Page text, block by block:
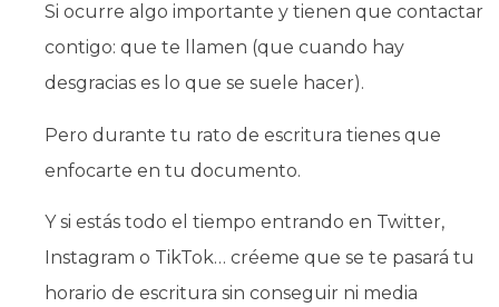
Si ocurre algo importante y tienen que contactar
contigo: que te llamen (que cuando hay
desgracias es lo que se suele hacer).
Pero durante tu rato de escritura tienes que
enfocarte en tu documento.
Y si estás todo el tiempo entrando en Twitter,
Instagram o TikTok… créeme que se te pasará tu
horario de escritura sin conseguir ni media